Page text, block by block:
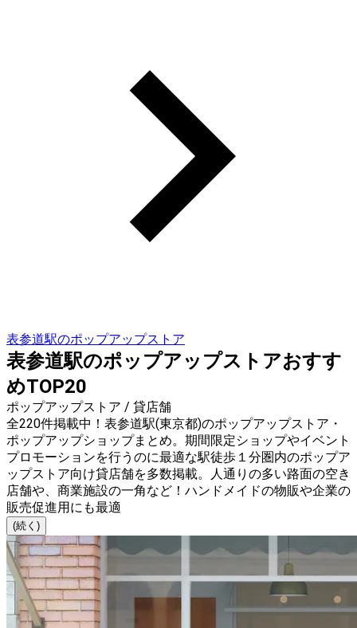
表参道駅のポップアップストア
表参道駅のポップアップストアおすす
めTOP20
ポップアップストア / 貸店舗
全220件掲載中！表参道駅(東京都)のポップアップストア・
ポップアップショップまとめ。期間限定ショップやイベント
プロモーションを行うのに最適な駅徒歩１分圏内のポップア
ップストア向け貸店舗を多数掲載。人通りの多い路面の空き
店舗や、商業施設の一角など！ハンドメイドの物販や企業の
販売促進用にも最適
(続く)